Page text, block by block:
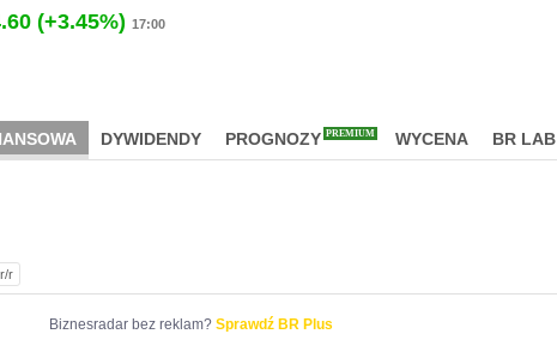
(+3.45%) 17:00
DYWIDENDY PROGNOZY PREMIUM WYCENA BR LAB
r/r
Biznesradar bez reklam? Sprawdź BR Plus